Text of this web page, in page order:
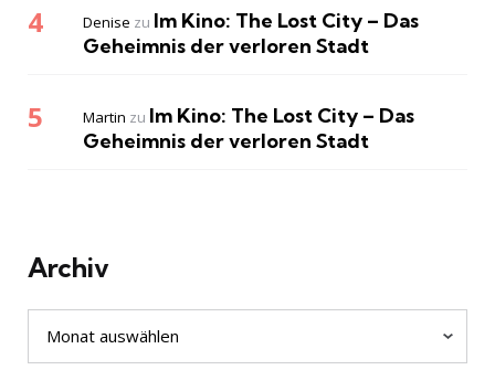
Denise zu Im Kino: The Lost City – Das
Geheimnis der verloren Stadt
Martin zu Im Kino: The Lost City – Das
Geheimnis der verloren Stadt
Archiv
Archiv